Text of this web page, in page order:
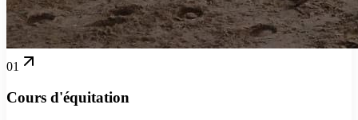
01
Cours d'équitation